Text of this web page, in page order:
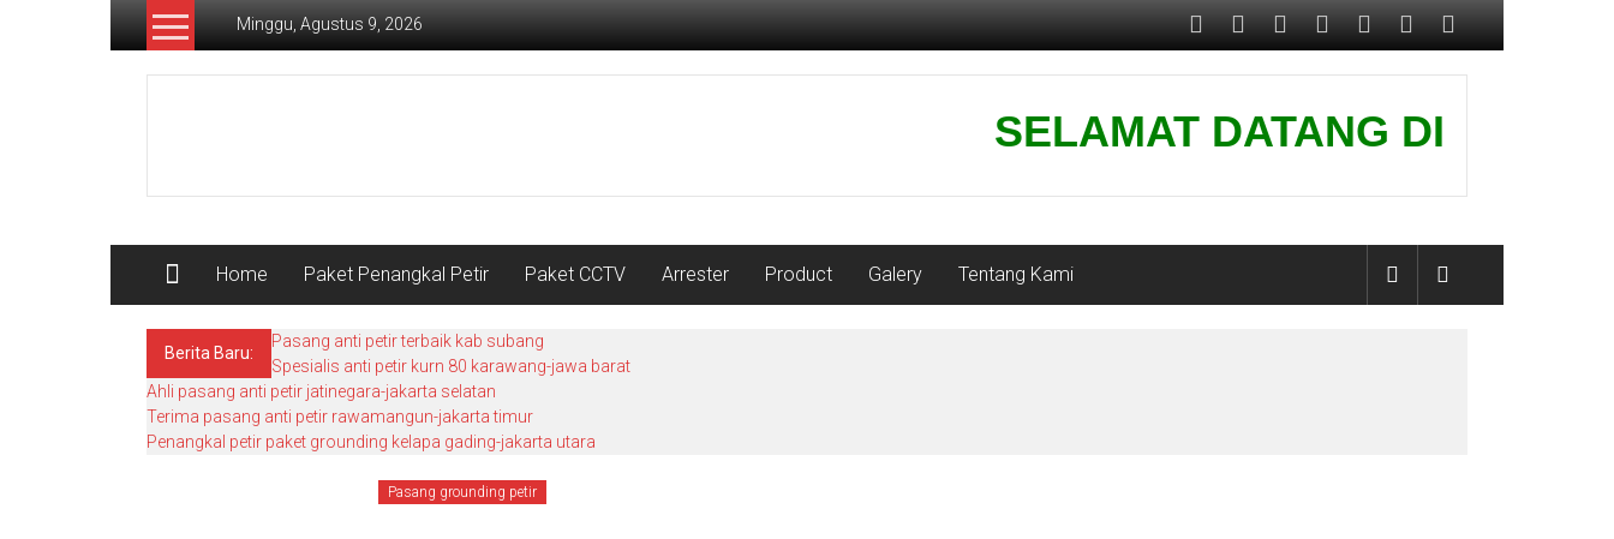
Lompat
Minggu, Agustus 9, 2026
Petir
SELAMAT DATANG DI
Home Paket Penangkal Petir Paket CCTV Arrester Product Galery Tentang Kami
Berita Baru:
Pasang anti petir terbaik kab subang
Spesialis anti petir kurn 80 karawang-jawa barat
Ahli pasang anti petir jatinegara-jakarta selatan
Terima pasang anti petir rawamangun-jakarta timur
Penangkal petir paket grounding kelapa gading-jakarta utara
Pasang grounding petir